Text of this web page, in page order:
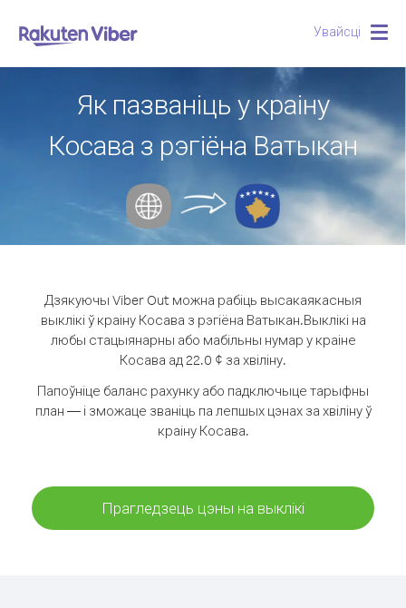
Увайсці
Як пазваніць у краіну
Косава з рэгіёна Ватыкан
Дзякуючы Viber Out можна рабіць высакаякасныя
выклікі ў краіну Косава з рэгіёна Ватыкан.Выклікі на
любы стацыянарны або мабільны нумар у краіне
Косава ад 22.0 ¢ за хвіліну.
Папоўніце баланс рахунку або падключыце тарыфны
план — і зможаце званіць па лепшых цэнах за хвіліну ў
краіну Косава.
Прагледзець цэны на выклікі